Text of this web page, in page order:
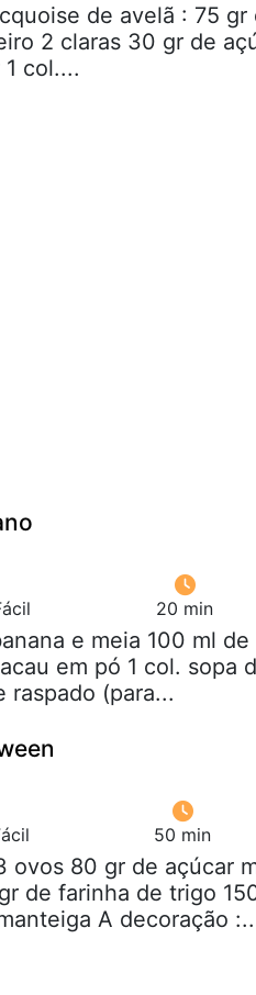
de avelã : 75 gr
2 claras 30 gr de
col....
20 min
e meia 100 ml
em pó 1 col. sopa
raspado (para...
50 min
ovos 80 gr de açúcar
de farinha de trigo
A decoração